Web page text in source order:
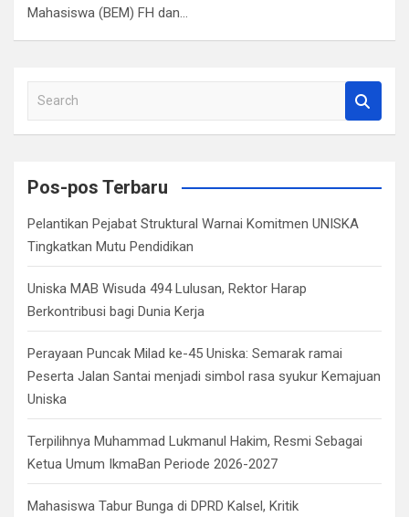
Mahasiswa (BEM) FH dan…
a
c
Pos-pos Terbaru
Pelantikan Pejabat Struktural Warnai Komitmen UNISKA
Tingkatkan Mutu Pendidikan
Uniska MAB Wisuda 494 Lulusan, Rektor Harap
Berkontribusi bagi Dunia Kerja
Perayaan Puncak Milad ke-45 Uniska: Semarak ramai
Peserta Jalan Santai menjadi simbol rasa syukur Kemajuan
Uniska
Terpilihnya Muhammad Lukmanul Hakim, Resmi Sebagai
Ketua Umum IkmaBan Periode 2026-2027
Mahasiswa Tabur Bunga di DPRD Kalsel, Kritik